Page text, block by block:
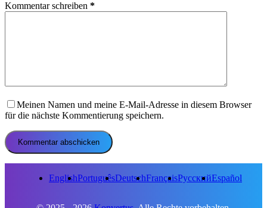
Kommentar schreiben *
Meinen Namen und meine E-Mail-Adresse in diesem Browser
für die nächste Kommentierung speichern.
Kommentar abschicken
EnglishPortuguêsDeutschFrançaisРусскийEspañol